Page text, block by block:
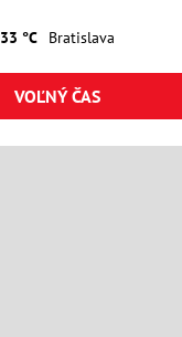
33 °C
VOĽNÝ ČAS